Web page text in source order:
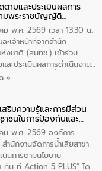
ตามและประเมินผลการ
มพระราชบัญญัติ
.ศ. 2561 ประจำ
พ.ศ. 2569
พ.ศ. 2569 เวลา 13.30 น.
ะเจ้าหน้าที่จากสำนัก
งชาติ (สนทช.) เข้าร่วม
ละประเมินผลการดำเนินงาน
ญัติทรัพยากรน้ำ พ.ศ. 2561
ชัยนาท โดยมีนายแสงชัย
ศมนตรีตำบลวัดสิงห์ คณะผู้
ตำบลวัดสิงห์ ผู้นำชุมชน และ
ที่เทศบาลตำบลวัดสิงก์ที่มี
ในโครงก่อสร้างศูนย์บริหาร
น้ำเทศบาลตำบลวัดสิงห์
»
สริมความรู้และการมีส่วน
าชนในการป้องกันและ
เสียอย่างยั่งยืน
ม พ.ศ. 2569 องค์การ
ำนักงานจัดการน้ำเสียสาขา
นการตามนโยบาย
ทัน ที Action 5 PLUS” โดย